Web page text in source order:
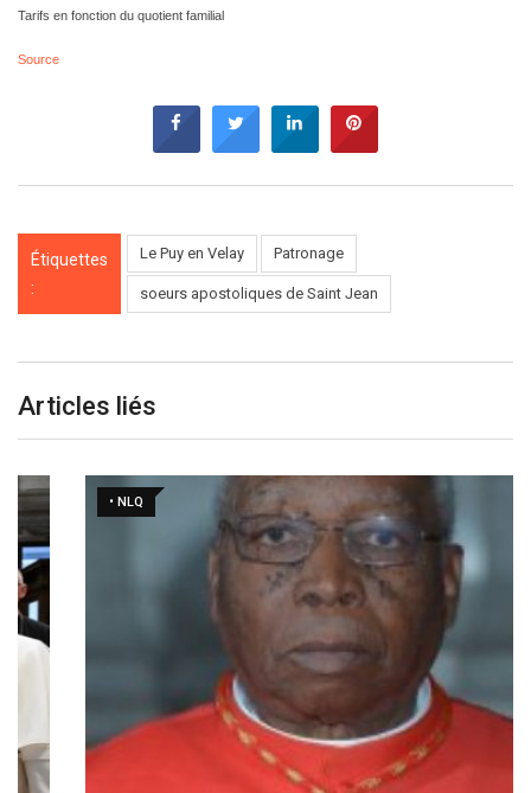
Tarifs en fonction du quotient familial
Source
Étiquettes
:
Le Puy en Velay Patronage
soeurs apostoliques de Saint Jean
Articles liés
• NLQ